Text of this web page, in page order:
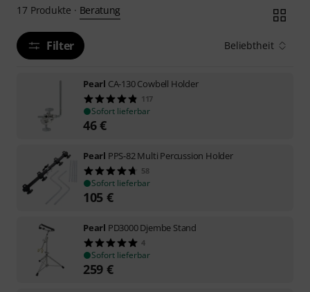
17 Produkte · Beratung
Filter Beliebtheit
Pearl CA-130 Cowbell Holder
117
Sofort lieferbar
46€
Pearl PPS-82 Multi Percussion Holder
58
Sofort lieferbar
105 €
Pearl PD3000 Djembe Stand
4
Sofort lieferbar
259 €